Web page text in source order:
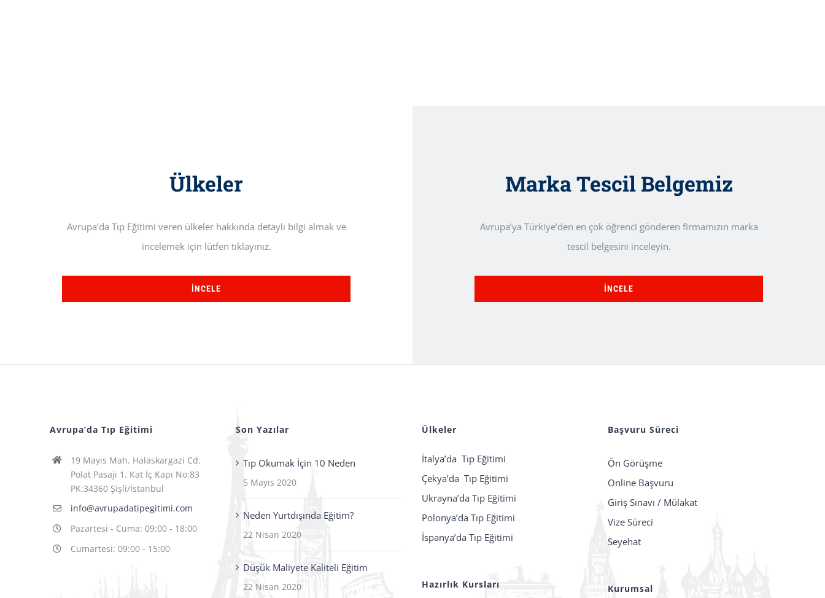
Ülkeler
Avrupa’da Tıp Eğitimi veren ülkeler hakkında detaylı bilgi almak ve
incelemek için lütfen tıklayınız.
İNCELE
Marka Tescil Belgemiz
Avrupa’ya Türkiye’den en çok öğrenci gönderen firmamızın marka
tescil belgesini inceleyin.
İNCELE
Avrupa’da Tıp Eğitimi
19 Mayıs Mah. Halaskargazi Cd.
Polat Pasajı 1. Kat İç Kapı No:83
PK:34360 Şişli/İstanbul
info@avrupadatipegitimi.com
Pazartesi - Cuma: 09:00 - 18:00
Cumartesi: 09:00 - 15:00
Son Yazılar
Tıp Okumak İçin 10 Neden
5 Mayıs 2020
Neden Yurtdışında Eğitim?
22 Nisan 2020
Düşük Maliyete Kaliteli Eğitim
22 Nisan 2020
Ülkeler
İtalya’da Tıp Eğitimi
Çekya’da Tıp Eğitimi
Ukrayna’da Tıp Eğitimi
Polonya’da Tıp Eğitimi
İspanya’da Tıp Eğitimi
Hazırlık Kursları
Başvuru Süreci
Ön Görüşme
Online Başvuru
Giriş Sınavı / Mülakat
Vize Süreci
Seyehat
Kurumsal